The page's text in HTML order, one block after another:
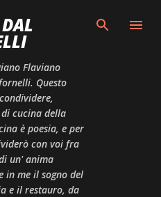
principali
Flaviano
Questo
cucina della
è poesia, e per
con voi fra
un' anima
in me il sogno del
e il restauro, da